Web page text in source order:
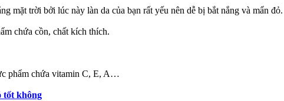
mặt trời bởi lúc này làn da của bạn rất yếu nên dễ bị bắt nắng và mẩn đỏ.
chứa cồn, chất kích thích.
phẩm chứa vitamin C, E, A…
tốt không